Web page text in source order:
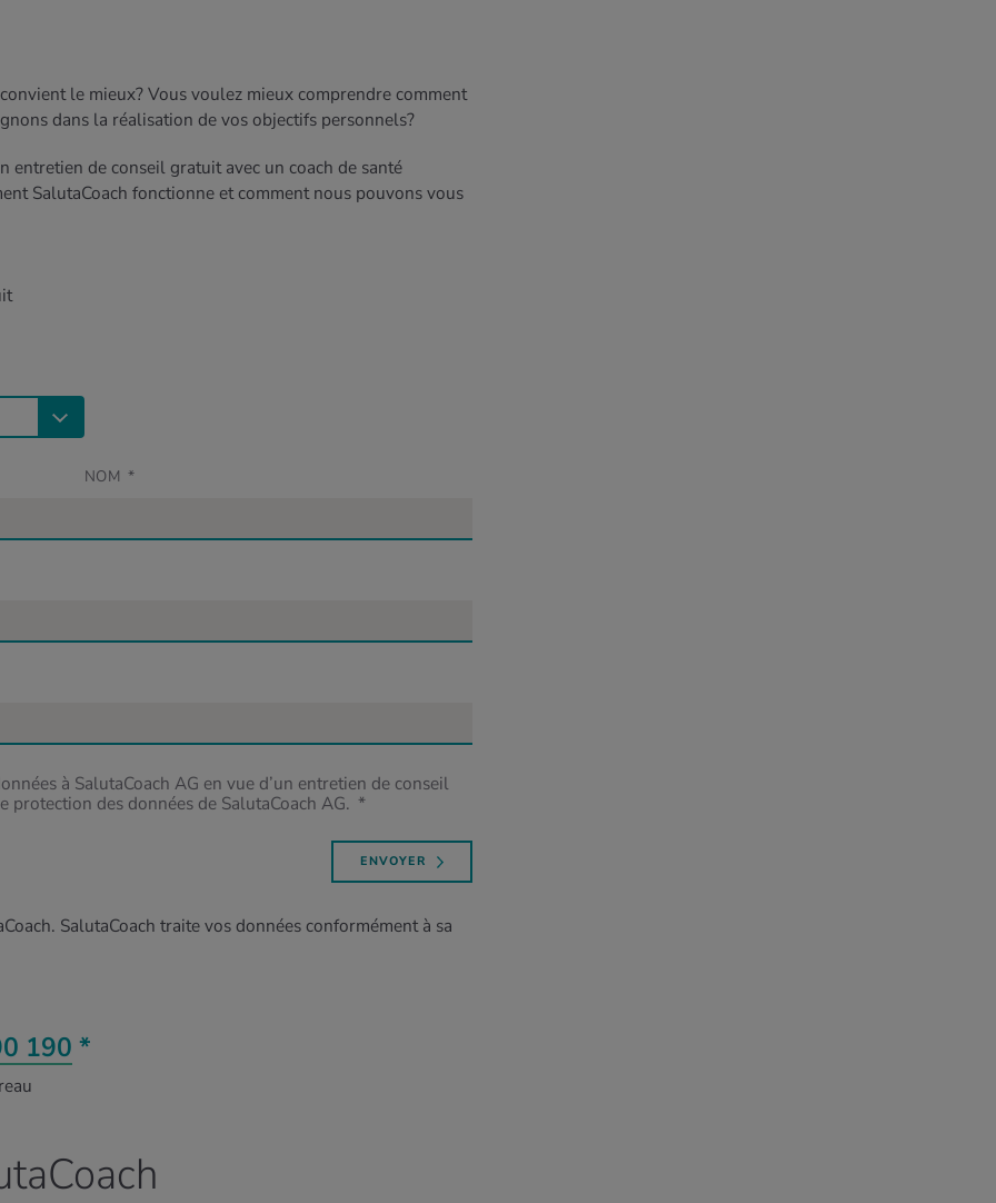
le mieux? Vous voulez mieux comprendre comment
dans la réalisation de vos objectifs personnels?
entretien de conseil gratuit avec un coach de santé
SalutaCoach fonctionne et comment nous pouvons vous
NOM *
à SalutaCoach AG en vue d’un entretien de conseil
protection des données de SalutaCoach AG. *
ENVOYER
SalutaCoach traite vos données conformément à sa
190 *